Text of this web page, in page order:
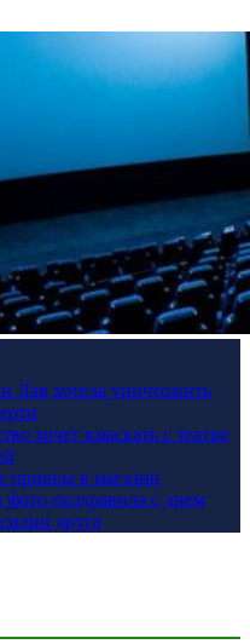
Лав хотела уничтожить
хочет взыскать с театра
пришла в магазин
поздравила с днем
друга